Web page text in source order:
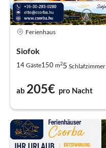
Ferienhaus
Siofok
14 Gäste150 m25 Schlafzimmer
ab 205€ pro Nacht